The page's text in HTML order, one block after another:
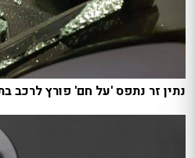
נתין זר נתפס 'על חם' פורץ לרכב